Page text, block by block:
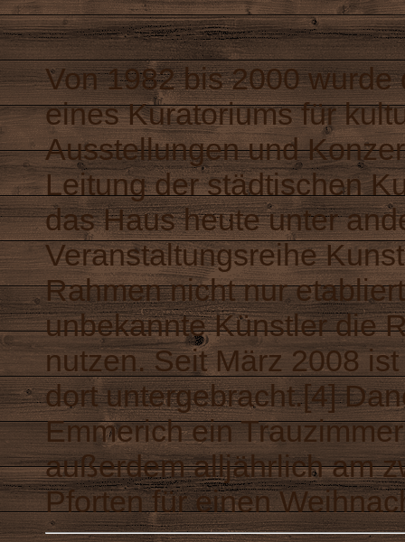
Von 1982 bis 2000
eines Kuratoriums für
Ausstellungen und
Leitung der städtischen
das Haus heute unter
Veranstaltungsreihe
Rahmen nicht nur
unbekannte Künstler die
nutzen. Seit März 2008
dort untergebracht.[4]
Emmerich ein
außerdem alljährlich am
Pforten für einen